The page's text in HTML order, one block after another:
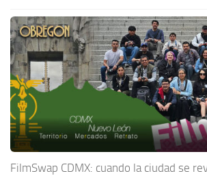
FilmSwap CDMX: cuando la ciudad se